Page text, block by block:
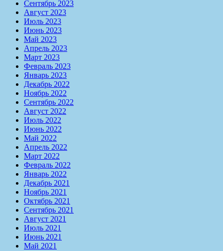
Сентябрь 2023
Август 2023
Июль 2023
Июнь 2023
Май 2023
Апрель 2023
Март 2023
Февраль 2023
Январь 2023
Декабрь 2022
Ноябрь 2022
Сентябрь 2022
Август 2022
Июль 2022
Июнь 2022
Май 2022
Апрель 2022
Март 2022
Февраль 2022
Январь 2022
Декабрь 2021
Ноябрь 2021
Октябрь 2021
Сентябрь 2021
Август 2021
Июль 2021
Июнь 2021
Май 2021